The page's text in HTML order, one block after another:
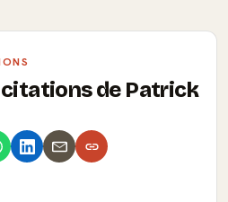
citations de Patrick